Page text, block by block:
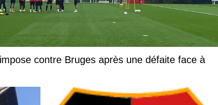
contre Bruges après une défaite face à